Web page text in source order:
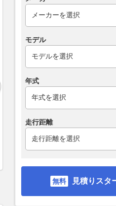
ビターボ リムジン ア
ルラット 4WD
万円
349
モデル
年式
走行距離
見積りスタ